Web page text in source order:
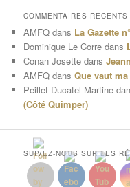
COMMENTAIRES RÉCENTS
AMFQ dans La Gazette
Dominique Le Corre dans
Conan Josette dans
AMFQ dansQue vaut
Peillet-Ducatel Martine
(Côté Quimper)
SUIVEZ-NOUS SUR LES